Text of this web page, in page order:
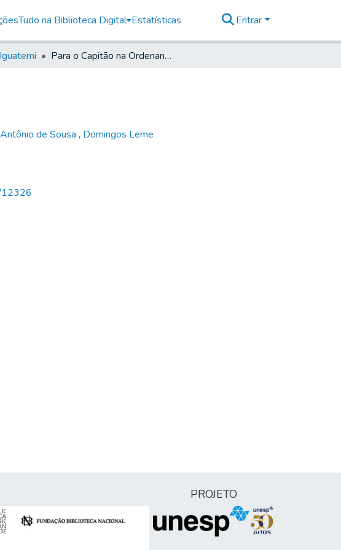
Tudo na Biblioteca Digital Estatísticas Entrar
Para o Capitão na Ordenança da Atibaia
de Sousa , Domingos Leme
12326
PROJETO